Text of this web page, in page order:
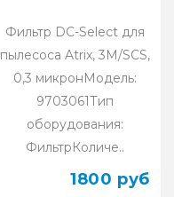
Фильтр DC-Select для
пылесоса Atrix, 3М/SCS,
0,3 микронМодель:
9703061Тип
оборудования:
ФильтрКоличе..
1800 руб